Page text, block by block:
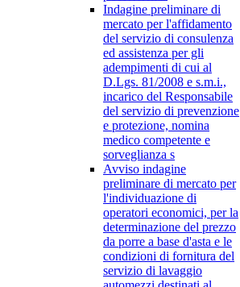
Indagine preliminare di
mercato per l'affidamento
del servizio di consulenza
ed assistenza per gli
adempimenti di cui al
D.Lgs. 81/2008 e s.m.i.,
incarico del Responsabile
del servizio di prevenzione
e protezione, nomina
medico competente e
sorveglianza s
Avviso indagine
preliminare di mercato per
l'individuazione di
operatori economici, per la
determinazione del prezzo
da porre a base d'asta e le
condizioni di fornitura del
servizio di lavaggio